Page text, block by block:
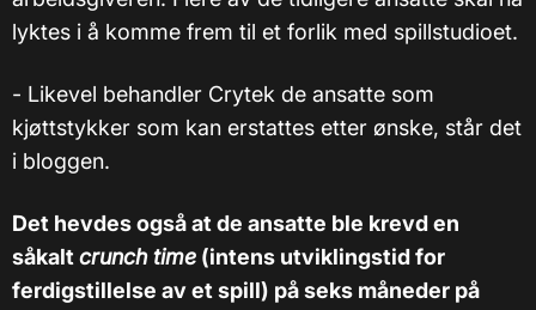
lyktes i å komme frem til et forlik med spillstudioet.
- Likevel behandler Crytek de ansatte som
kjøttstykker som kan erstattes etter ønske, står det
i bloggen.
Det hevdes også at de ansatte ble krevd en
såkaltcrunch time (intens utviklingstid for
ferdigstillelse av et spill) på seks måneder på